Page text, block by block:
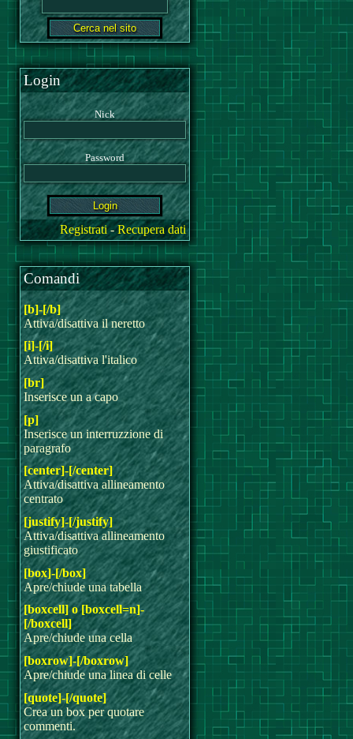
Login
Nick
Password
Registrati-Recupera dati
Comandi
[b]-[/b]
Attiva/disattiva il neretto
[i]-[/i]
Attiva/disattiva l'italico
[br]
Inserisce un a capo
[p]
Inserisce un interruzzione di
paragrafo
[center]-[/center]
Attiva/disattiva allineamento
centrato
[justify]-[/justify]
Attiva/disattiva allineamento
giustificato
[box]-[/box]
Apre/chiude una tabella
[boxcell] o [boxcell=n]-
[/boxcell]
Apre/chiude una cella
[boxrow]-[/boxrow]
Apre/chiude una linea di celle
[quote]-[/quote]
Crea un box per quotare
commenti.